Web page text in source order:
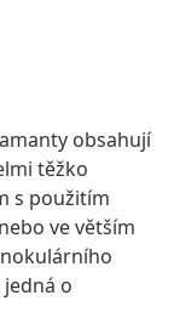
obsahují
těžko
s použitím
ve větším
o